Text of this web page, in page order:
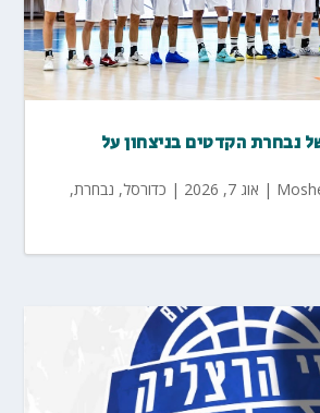
נבחרת הקדטים בניצחון על
| אוג 7, 2026 | כדורסל, נבחרת,